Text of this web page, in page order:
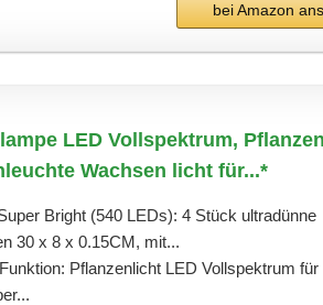
bei Amazon
LED Vollspektrum,
Wachsen licht für...*
Bright (540 LEDs): 4 Stück ultradünne
30 x 8 x 0.15CM, mit...
Pflanzenlicht LED Vollspektrum für